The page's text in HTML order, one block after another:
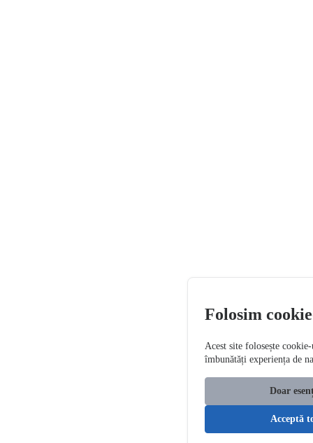
Folosim
Acest site folosește
îmbunătăți experiența de
Doar
Acceptă